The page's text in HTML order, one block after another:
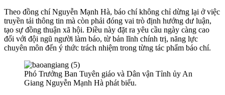
Theo đồng chí Nguyễn Mạnh Hà, báo chí không chỉ dừng lại ở việc
truyền tải thông tin mà còn phải đóng vai trò định hướng dư luận,
tạo sự đồng thuận xã hội. Điều này đặt ra yêu cầu ngày càng cao
đối với đội ngũ người làm báo, từ bản lĩnh chính trị, năng lực
chuyên môn đến ý thức trách nhiệm trong từng tác phẩm báo chí.
Phó Trưởng Ban Tuyên giáo và Dân vận Tỉnh ủy An
Giang Nguyễn Mạnh Hà phát biểu.